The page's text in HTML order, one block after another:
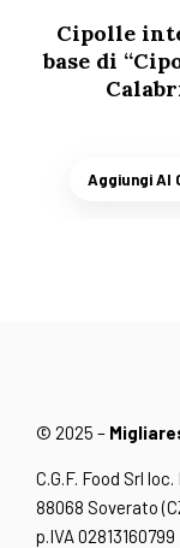
Cipolle
base di
Aggiungi Al
© 2025 –
C.G.F. Food Srl
88068 Soverato
p.IVA 02813160799